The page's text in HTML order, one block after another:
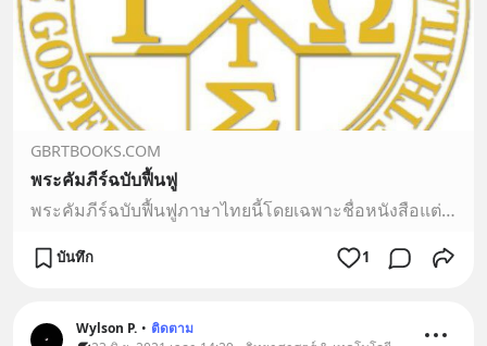
GBRTBOOKS.COM
พระคัมภีร์ฉบับฟื้นฟู
พระคัมภีร์ฉบับฟื้นฟูภาษาไทยนี้โดยเฉพาะชื่อหนังสือแต่ละเล่ม ชื่อคนและชื่อสถานที่ต่างๆ เราได้ยึดตามพระคัมภีร์ภาษาไทยฉบับแปลเดิมเป็นหลักเพื่อให้ผู้อ่านมีความคุ้นเคย และเข้าใจง่ายขึ้น
บันทึก 1
Wylson P. • ติดตาม